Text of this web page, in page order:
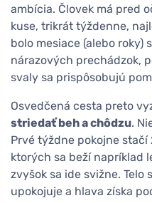
ambícia. Človek má pred
kuse, trikrát týždenne,
bolo mesiace (alebo roky)
nárazových prechádzok,
svaly sa prispôsobujú
Osvedčená cesta preto
striedať beh a chôdzu.
Prvé týždne pokojne
ktorých sa beží napríklad
zvyšok sa ide svižne. Telo
upokojuje a hlava získa